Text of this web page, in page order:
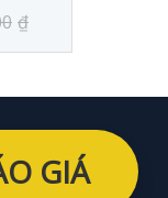
₫
GIÁ